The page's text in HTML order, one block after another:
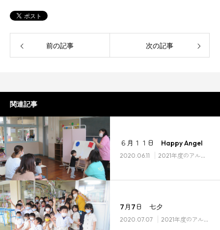
前の記事 次の記事
関連記事
６月１１日 Happy Angel
2020.06.11 2021年度のアルバム
7月7日 七夕
2020.07.07 2021年度のアルバム